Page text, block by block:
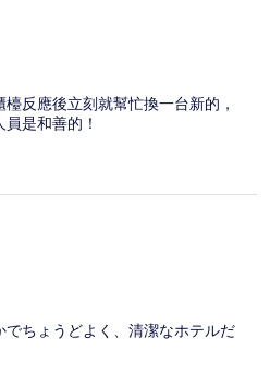
反應後立刻就幫忙換一台新的，
是和善的！
ちょうどよく、清潔なホテルだ